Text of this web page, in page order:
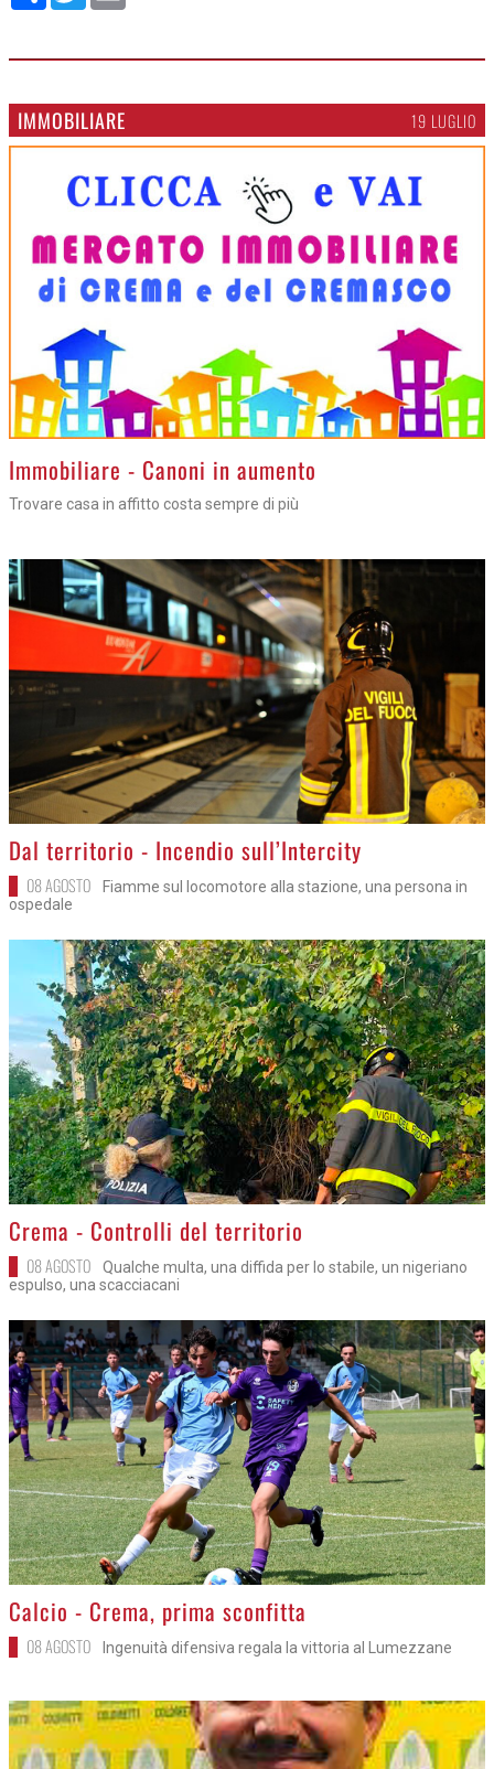
IMMOBILIARE 19 LUGLIO
>Immobiliare - Canoni in aumento
Trovare casa in affitto costa sempre di più
>
Dal territorio - Incendio sull’Intercity
08 AGOSTO
Fiamme sul locomotore alla stazione, una persona in
ospedale
>
Crema - Controlli del territorio
08 AGOSTO
Qualche multa, una diffida per lo stabile, un nigeriano
espulso, una scacciacani
>
Calcio - Crema, prima sconfitta
08 AGOSTO Ingenuità difensiva regala la vittoria al Lumezzane